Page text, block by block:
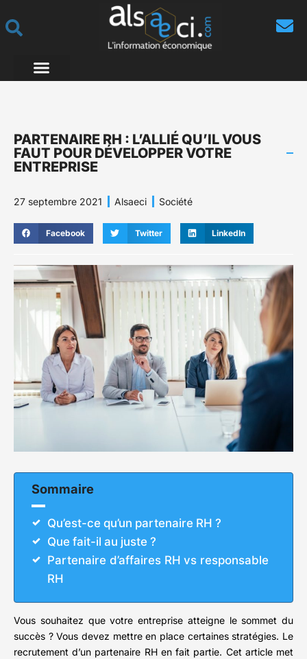
PARTENAIRE RH : L’ALLIÉ QU’IL VOUS
FAUT POUR DÉVELOPPER VOTRE
ENTREPRISE
27 septembre 2021 Alsaeci Société
Facebook Twitter LinkedIn
Sommaire
Qu’est-ce qu’un partenaire RH ?
Que fait-il au juste ?
Partenaire d’affaires RH vs responsable
RH
Vous souhaitez que votre entreprise atteigne le sommet du
succès ? Vous devez mettre en place certaines stratégies. Le
recrutement d’un partenaire RH en fait partie. Cet article met